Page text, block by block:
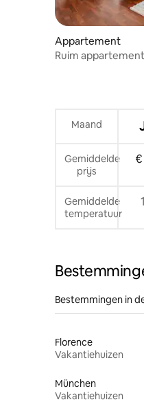
Appartement
Ruim
Maand
Gemiddelde
prijs
€
Gemiddelde
temperatuur
Bestemmingen in
Florence
Vakantiehuizen
München
Vakantiehuizen